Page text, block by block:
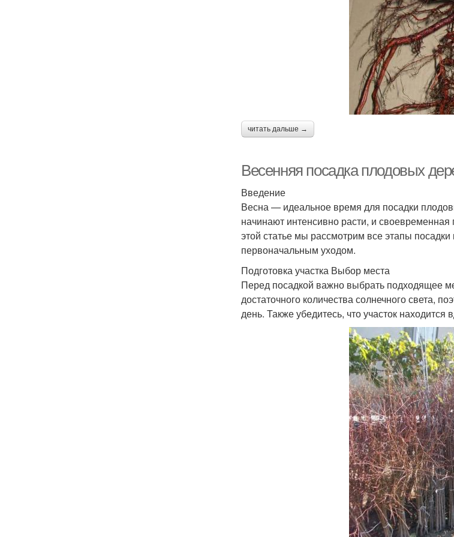
читать дальше →
Весенняя посадка плодовых
Введение
Весна — идеальное время для посадки
начинают интенсивно расти, и
этой статье мы рассмотрим все этапы
первоначальным уходом.
Подготовка участка Выбор места
Перед посадкой важно выбрать подходящее
достаточного количества солнечного света,
день. Также убедитесь, что участок находится